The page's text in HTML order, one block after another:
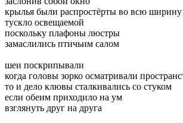
крылья были распростёрты во всю
тускло освещаемой
поскольку плафоны люстры
замаслились птичьим салом
шеи поскрипывали
когда головы зорко осматривали
то и дело клювы сталкивались со стуком
если обеим приходило на ум
взглянуть друг на друга